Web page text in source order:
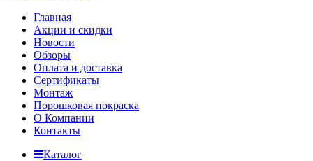
Главная
Акции и скидки
Новости
Обзоры
Оплата и доставка
Сертификаты
Монтаж
Порошковая покраска
О Компании
Контакты
Каталог